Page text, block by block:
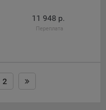
11 948 р.
Переплата
2